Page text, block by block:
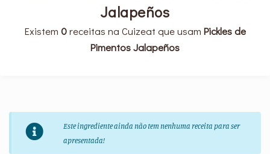
Jalapeños
Existem 0receitas na Cuizeat que usam Pickles de
Pimentos Jalapeños
Este ingrediente ainda não tem nenhuma receita para ser
apresentada!